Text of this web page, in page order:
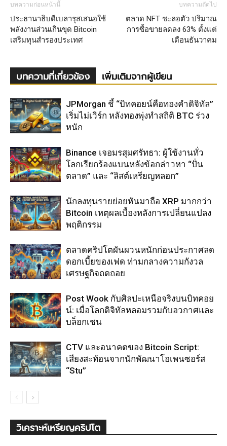
บทความก่อนหน้านี้
ประธานาธิบดีเบลารุสเสนอใช้
พลังงานส่วนเกินขุด Bitcoin
เสริมทุนสำรองประเทศ
บทความถัดไป
ตลาด NFT ชะลอตัว ปริมาณ
การซื้อขายลดลง 63% ตั้งแต่
เดือนธันวาคม
บทความที่เกี่ยวข้อง เพิ่มเติมจากผู้เขียน
JPMorgan ชี้ “บิทคอยน์คือทองคำดิจิทัล”
เริ่มไม่เวิร์ก หลังทองพุ่งทำสถิติ BTC ร่วง
หนัก
Binance เจอมรสุมศรัทธา: ผู้ใช้งานทั่ว
โลกเรียกร้องแบนหลังข้อกล่าวหา “ปั่น
ตลาด” และ “ลิสต์เหรียญหลอก”
นักลงทุนรายย่อยหันมาถือ XRP มากกว่า
Bitcoin เหตุผลเบื้องหลังการเปลี่ยนแปลง
พฤติกรรม
ตลาดคริปโตผันผวนหนักก่อนประกาศลด
ดอกเบี้ยของเฟด ท่ามกลางความกังวล
เศรษฐกิจถดถอย
Post Wook กับศิลปะเหนือจริงบนบิทคอย
น์: เมื่อโลกดิจิทัลหลอมรวมกับอวกาศและ
บล็อกเชน
CTV และอนาคตของ Bitcoin Script:
เสียงสะท้อนจากนักพัฒนาโอเพนซอร์ส
“Stu”
วิเคราะห์เหรียญคริปโต